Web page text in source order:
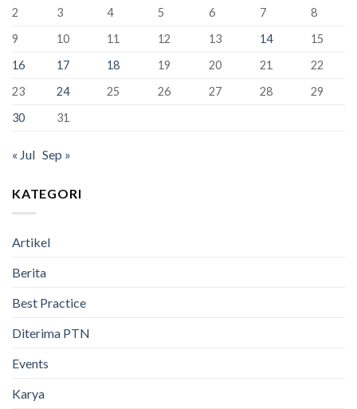
Bandung
Lulus
100%
2
3 4 5 6 7
8
9
10 11 12 13 14
15
16
17 18 19 20 21
22
23
24 25 26 27 28
29
30
31
« Jul Sep »
KATEGORI
Artikel
Berita
Best Practice
Diterima PTN
Events
Karya